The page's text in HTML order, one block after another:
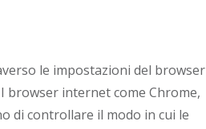
le impostazioni del browser
browser internet come Chrome,
di controllare il modo in cui le